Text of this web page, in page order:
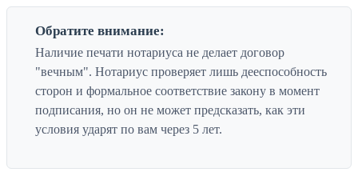
Обратите внимание:
Наличие печати нотариуса не делает договор
"вечным". Нотариус проверяет лишь дееспособность
сторон и формальное соответствие закону в момент
подписания, но он не может предсказать, как эти
условия ударят по вам через 5 лет.